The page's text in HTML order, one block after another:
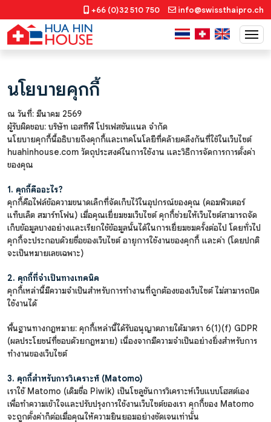
+66 (0)32 510 750 info@swissthaipro.ch
นโยบายคุกกี้
ณ วันที่: มีนาคม 2569
ผู้รับผิดชอบ: บริษัท เอสทีพี โปรเฟสชันแนล จำกัด
นโยบายคุกกี้นี้อธิบายถึงคุกกี้และเทคโนโลยีที่คล้ายคลึงกันที่ใช้ในเว็บไซต์
huahinhouse.com วัตถุประสงค์ในการใช้งาน และวิธีการจัดการการตั้งค่า
ของคุณ
1. คุกกี้คืออะไร?
คุกกี้คือไฟล์ข้อความขนาดเล็กที่จัดเก็บไว้ในอุปกรณ์ของคุณ (คอมพิวเตอร์
แท็บเล็ต สมาร์ทโฟน) เมื่อคุณเยี่ยมชมเว็บไซต์ คุกกี้ช่วยให้เว็บไซต์สามารถจัด
เก็บข้อมูลบางอย่างและเรียกใช้ข้อมูลนั้นได้ในการเยี่ยมชมครั้งต่อไป โดยทั่วไป
คุกกี้จะประกอบด้วยชื่อของเว็บไซต์ อายุการใช้งานของคุกกี้ และค่า (โดยปกติ
จะเป็นหมายเลขเฉพาะ)
2. คุกกี้ที่จำเป็นทางเทคนิค
คุกกี้เหล่านี้มีความจำเป็นสำหรับการทำงานที่ถูกต้องของเว็บไซต์ ไม่สามารถปิด
ใช้งานได้
พื้นฐานทางกฎหมาย: คุกกี้เหล่านี้ได้รับอนุญาตภายใต้มาตรา 6(1)(f) GDPR
(ผลประโยชน์ที่ชอบด้วยกฎหมาย) เนื่องจากมีความจำเป็นอย่างยิ่งสำหรับการ
ทำงานของเว็บไซต์
3. คุกกี้สำหรับการวิเคราะห์ (Matomo)
เราใช้ Matomo (เดิมชื่อ Piwik) เป็นโซลูชันการวิเคราะห์เว็บแบบโฮสต์เอง
เพื่อทำความเข้าใจและปรับปรุงการใช้งานเว็บไซต์ของเรา คุกกี้ของ Matomo
จะถูกตั้งค่าก็ต่อเมื่อคุณให้ความยินยอมอย่างชัดเจนเท่านั้น